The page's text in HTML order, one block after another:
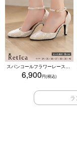
スパンコールフラワーレースアンクルストラップハイヒールセパレートパンプス (ベージュ)
6,900